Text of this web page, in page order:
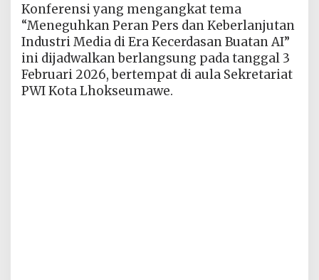
Konferensi yang mengangkat tema
“Meneguhkan Peran Pers dan Keberlanjutan
Industri Media di Era Kecerdasan Buatan AI”
ini dijadwalkan berlangsung pada tanggal 3
Februari 2026, bertempat di aula Sekretariat
PWI Kota Lhokseumawe.